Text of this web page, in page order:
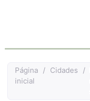
Página
inicial
/ Cidades /